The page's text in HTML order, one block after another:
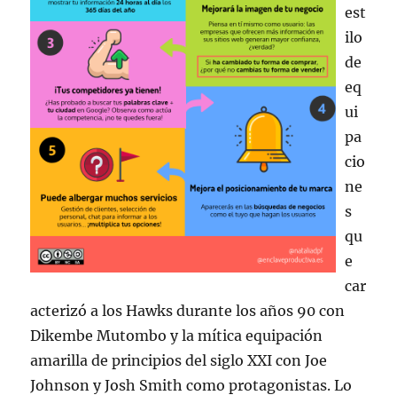
est
ilo
de
eq
ui
pa
cio
ne
s
qu
e
car
acterizó a los Hawks durante los años 90 con
Dikembe Mutombo y la mítica equipación
amarilla de principios del siglo XXI con Joe
Johnson y Josh Smith como protagonistas. Lo